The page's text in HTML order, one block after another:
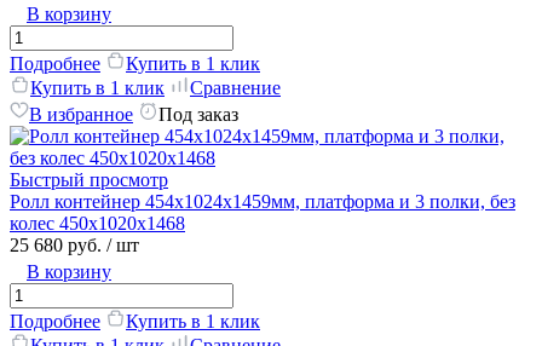
В корзину
Подробнее
Купить в 1 клик
Купить в 1 клик
Сравнение
В избранное
Под заказ
Быстрый просмотр
Ролл контейнер 454х1024х1459мм, платформа и 3 полки, без
колес 450х1020х1468
25 680 руб. / шт
В корзину
Подробнее
Купить в 1 клик